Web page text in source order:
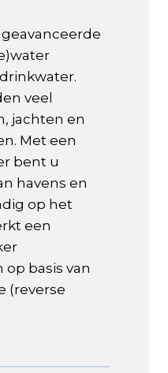
veel
jachten en
Met een
bent u
havens en
op het
een
basis van
(reverse